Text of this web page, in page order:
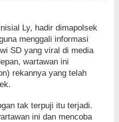
Ly, hadir dimapolsek
menggali informasi
SD yang viral di media
wartawan ini
rekannya yang telah
tak terpuji itu terjadi.
ini dan mencoba